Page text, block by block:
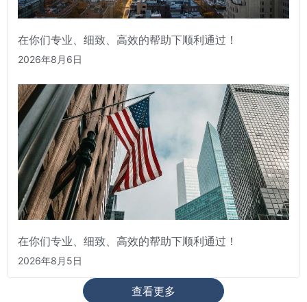
在你们专业、细致、高效的帮助下顺利通过！
2026年8月6日
在你们专业、细致、高效的帮助下顺利通过！
2026年8月5日
查看更多